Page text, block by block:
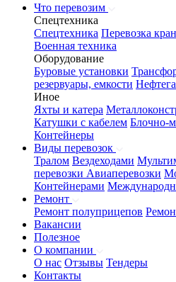
Что перевозим
Спецтехника
Спецтехника Перевозка
Военная техника
Оборудование
Буровые установки
резервуары, емкости
Иное
Яхты и катера
Катушки с кабелем Блочно-
Контейнеры
Виды перевозок
Тралом Вездеходами
перевозки Авиаперевозки
Контейнерами
Ремонт
Ремонт полуприцепов
Вакансии
Полезное
О компании
О нас Отзывы Тендеры
Контакты